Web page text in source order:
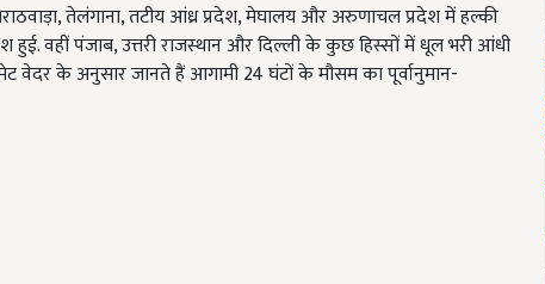
तेलंगाना, तटीय आंध्र प्रदेश, मेघालय और अरुणाचल प्रदेश में हल्की
हुई. वहीं पंजाब, उत्तरी राजस्थान और दिल्ली के कुछ हिस्सों में धूल भरी आंधी
वेदर के अनुसार जानते हैं आगामी 24 घंटों के मौसम का पूर्वानुमान-